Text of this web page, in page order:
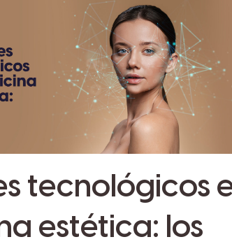
tecnológicos
estética: los